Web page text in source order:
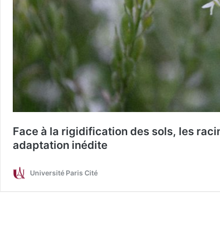
Face à la rigidification des sols, les
adaptation inédite
Université Paris Cité